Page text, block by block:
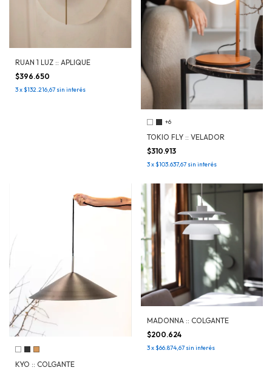
RUAN 1 LUZ :: APLIQUE
$396.650
3x$132.216,67 sin interés
+6
TOKIO FLY :: VELADOR
$310.913
3x$103.637,67 sin interés
KYO :: COLGANTE
MADONNA :: COLGANTE
$200.624
3x$66.874,67 sin interés